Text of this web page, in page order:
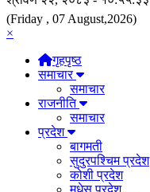
(Friday , 07 August,2026)
×
गृहपृष्ठ
समाचार
समाचार
राजनीति
समाचार
प्रदेश
बागमती
सुदुरपश्चिम प्रदेश
कोशी प्रदेश
मधेस प्रदेश